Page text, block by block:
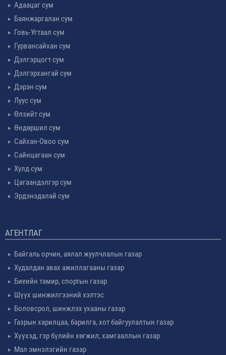
Адаацаг сум
Баянжаргалан сум
Говь-Угтаал сум
Гурвансайхан сум
Дэлгэрцогт сум
Дэлгэрхангай сум
Дэрэн сум
Луус сум
Өлзийт сум
Өндөршил сум
Сайхан-Овоо сум
Сайнцагаан сум
Хулд сум
Цагаандэлгэр сум
Эрдэнэдалай сум
АГЕНТЛАГ
Байгаль орчин, аялал жуулчлалын газар
Худалдан авах ажиллагааны газар
Биеийн тамир, спортын газар
Шүүх шинжилгээний хэлтэс
Боловсрол, шинжлэх ухааны газар
Газрын харилцаа, барилга, хот байгуулалтын газар
Хүүхэд, гэр бүлийн хөгжил, хамгааллын газар
Мал эмнэлэгийн газар